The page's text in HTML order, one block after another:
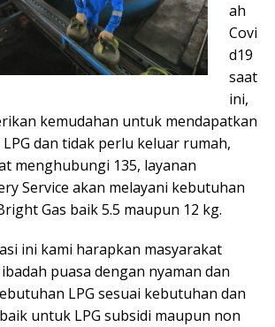
ah
Covi
d19
saat
ini,
kemudahan untuk mendapatkan
dan tidak perlu keluar rumah,
menghubungi 135, layanan
Service akan melayani kebutuhan
Gas baik 5.5 maupun 12 kg.
ini kami harapkan masyarakat
puasa dengan nyaman dan
LPG sesuai kebutuhan dan
untuk LPG subsidi maupun non